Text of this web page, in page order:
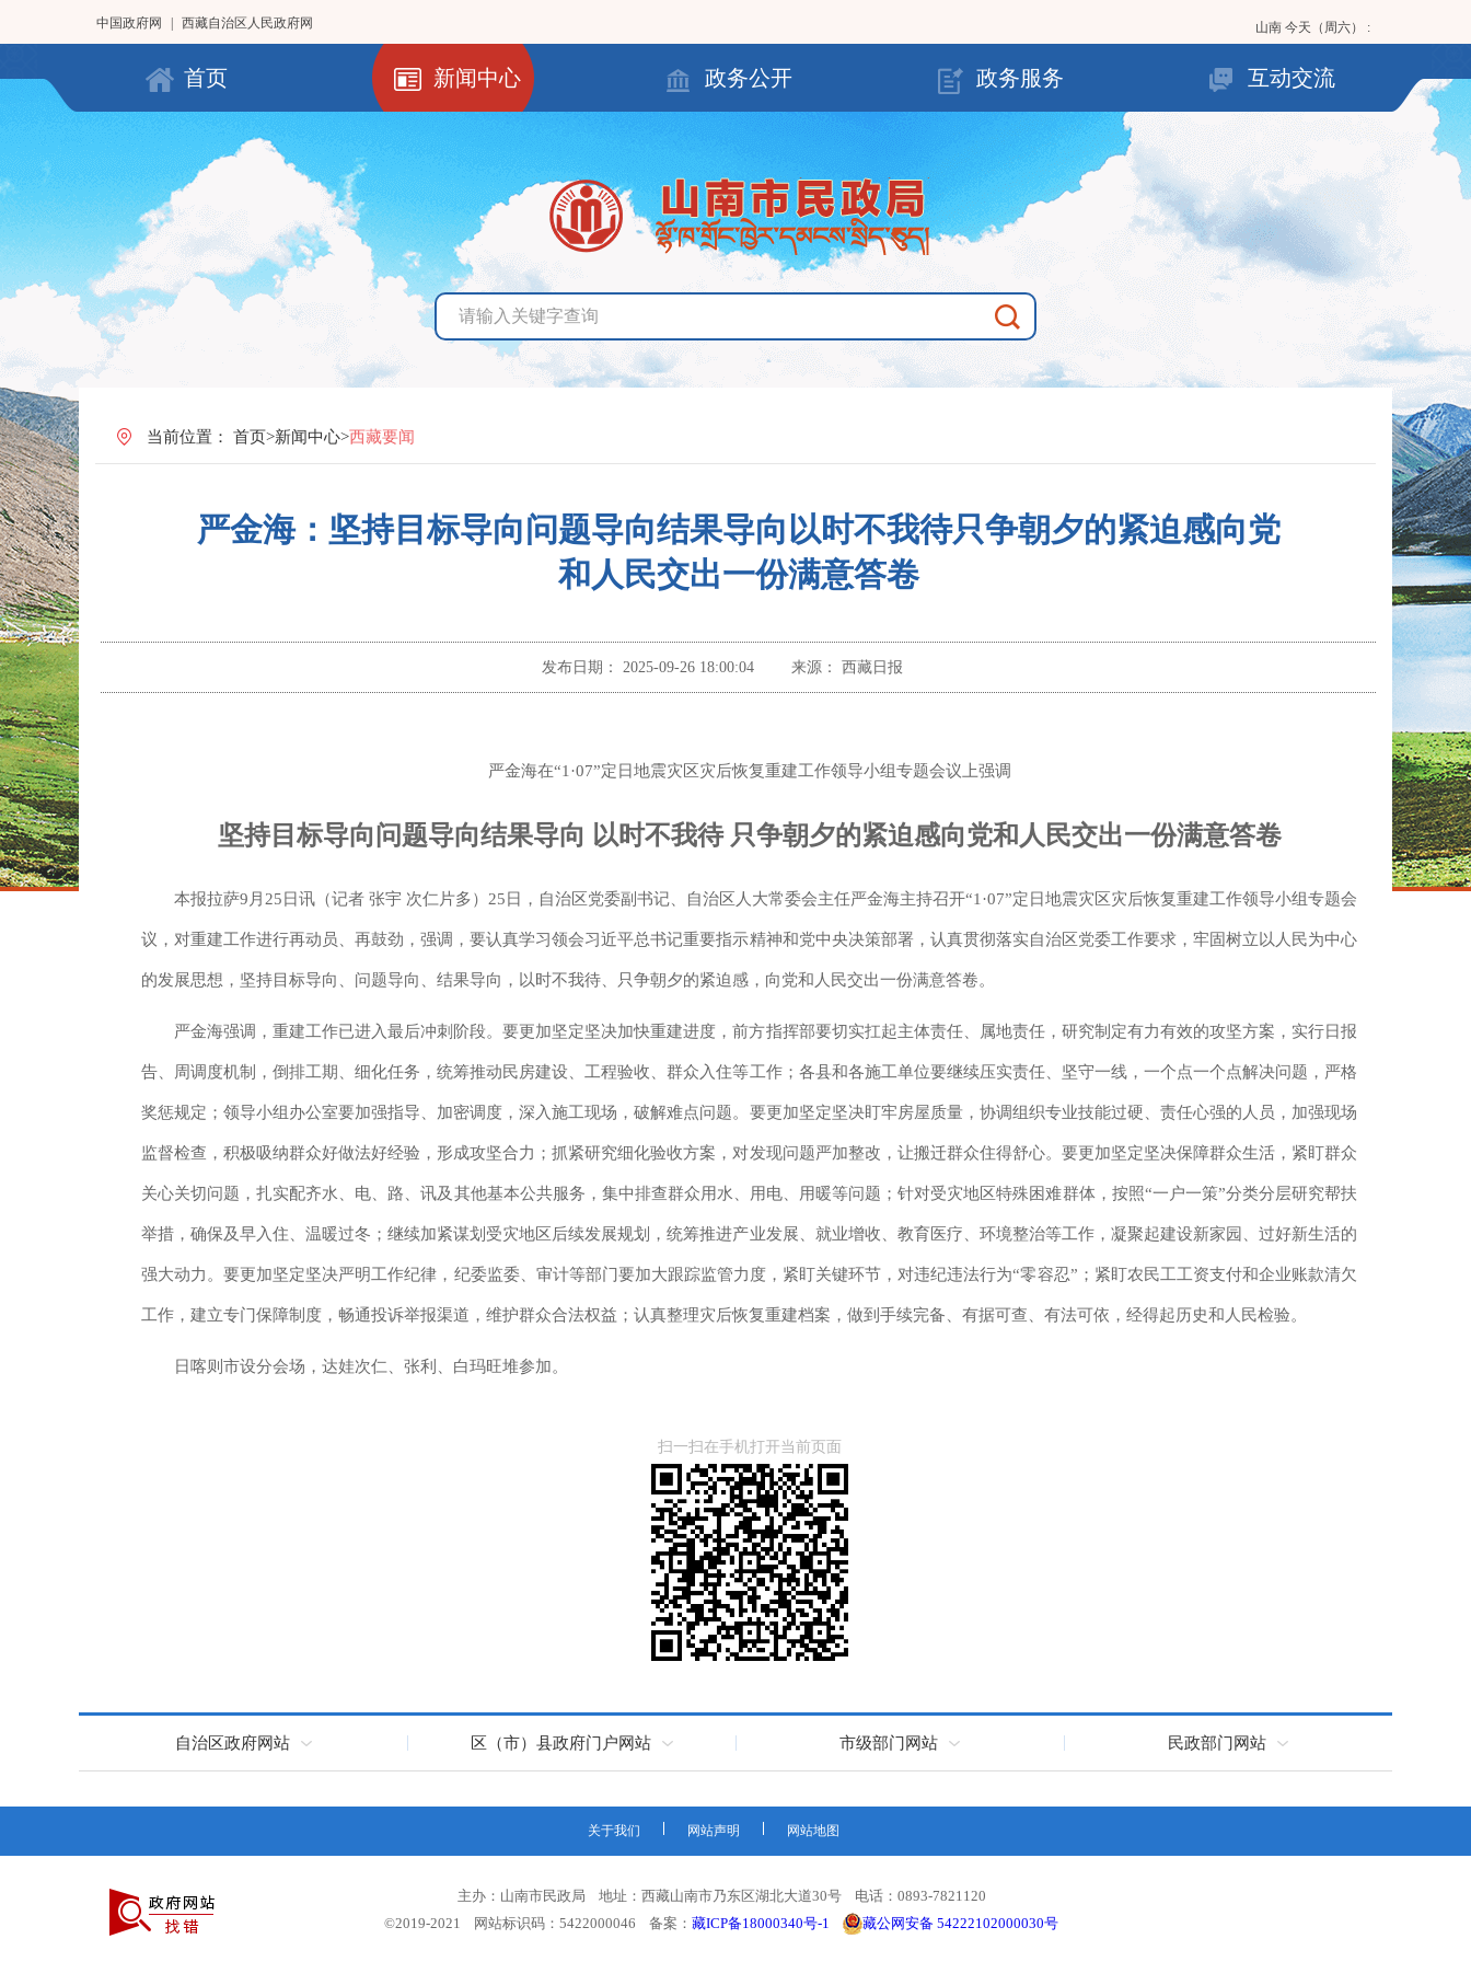
中国政府网 西藏自治区人民政府网 山南 今天（周六） :
首页 新闻中心 政务公开 政务服务 互动交流
当前位置： 首页>新闻中心>西藏要闻
严金海：坚持目标导向问题导向结果导向以时不我待只争朝夕的紧迫感向党
和人民交出一份满意答卷
发布日期： 2025-09-26 18:00:04 来源： 西藏日报
严金海在“1·07”定日地震灾区灾后恢复重建工作领导小组专题会议上强调
坚持目标导向问题导向结果导向 以时不我待 只争朝夕的紧迫感向党和人民交出一份满意答卷
本报拉萨9月25日讯（记者 张宇 次仁片多）25日，自治区党委副书记、自治区人大常委会主任严金海主持召开“1·07”定日地震灾区灾后恢复重建工作领导小组专题会
议，对重建工作进行再动员、再鼓劲，强调，要认真学习领会习近平总书记重要指示精神和党中央决策部署，认真贯彻落实自治区党委工作要求，牢固树立以人民为中心
的发展思想，坚持目标导向、问题导向、结果导向，以时不我待、只争朝夕的紧迫感，向党和人民交出一份满意答卷。
严金海强调，重建工作已进入最后冲刺阶段。要更加坚定坚决加快重建进度，前方指挥部要切实扛起主体责任、属地责任，研究制定有力有效的攻坚方案，实行日报
告、周调度机制，倒排工期、细化任务，统筹推动民房建设、工程验收、群众入住等工作；各县和各施工单位要继续压实责任、坚守一线，一个点一个点解决问题，严格
奖惩规定；领导小组办公室要加强指导、加密调度，深入施工现场，破解难点问题。要更加坚定坚决盯牢房屋质量，协调组织专业技能过硬、责任心强的人员，加强现场
监督检查，积极吸纳群众好做法好经验，形成攻坚合力；抓紧研究细化验收方案，对发现问题严加整改，让搬迁群众住得舒心。要更加坚定坚决保障群众生活，紧盯群众
关心关切问题，扎实配齐水、电、路、讯及其他基本公共服务，集中排查群众用水、用电、用暖等问题；针对受灾地区特殊困难群体，按照“一户一策”分类分层研究帮扶
举措，确保及早入住、温暖过冬；继续加紧谋划受灾地区后续发展规划，统筹推进产业发展、就业增收、教育医疗、环境整治等工作，凝聚起建设新家园、过好新生活的
强大动力。要更加坚定坚决严明工作纪律，纪委监委、审计等部门要加大跟踪监管力度，紧盯关键环节，对违纪违法行为“零容忍”；紧盯农民工工资支付和企业账款清欠
工作，建立专门保障制度，畅通投诉举报渠道，维护群众合法权益；认真整理灾后恢复重建档案，做到手续完备、有据可查、有法可依，经得起历史和人民检验。
日喀则市设分会场，达娃次仁、张利、白玛旺堆参加。
扫一扫在手机打开当前页面
自治区政府网站 区（市）县政府门户网站 市级部门网站 民政部门网站
关于我们 网站声明 网站地图
主办：山南市民政局 地址：西藏山南市乃东区湖北大道30号 电话：0893-7821120
©2019-2021 网站标识码：5422000046 备案： 藏ICP备18000340号-1 藏公网安备 54222102000030号